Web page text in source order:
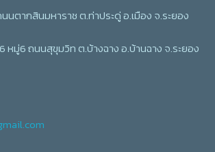
นนตากสินมหาราช ต.ท่าประดู่ อ.เมือง จ.ระยอง
หมู่6 ถนนสุขุมวิท ต.บ้างฉาง อ.บ้านฉาง จ.ระยอง